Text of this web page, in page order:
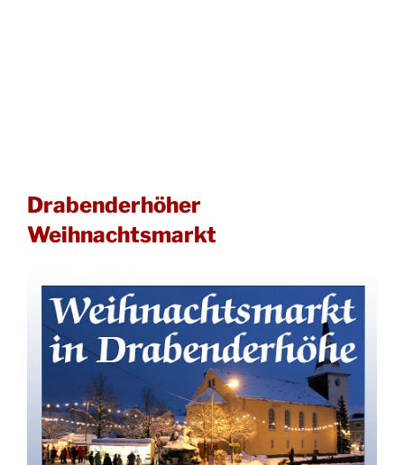
Drabenderhöher
Weihnachtsmarkt